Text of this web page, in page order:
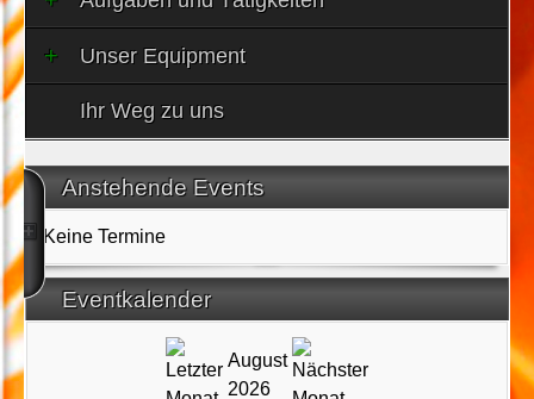
Unser Equipment
Ihr Weg zu uns
Anstehende Events
Keine Termine
Eventkalender
August
2026